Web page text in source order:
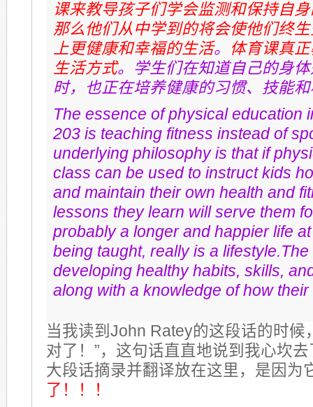
课来教导孩子们学会监测和保持自
那么他们从中学到的将会使他们终
上更健康和幸福的生活。
体育课真
生活方式。学生们在知道自己的身
时，也正在培养健康的习惯、技能
The essence of physical education
203 is teaching fitness instead of
underlying philosophy is that if
class can be used to instruct kids
and maintain their own health and
lessons they learn will serve them
probably a longer and happier life at
being taught, really is a
developing healthy habits, skills,
along with a knowledge of how
当我读到John Ratey的这段话的时候
对了！”，这句话直直地说到我心坎
大段话摘录并翻译放在这里，是因为
了！！！